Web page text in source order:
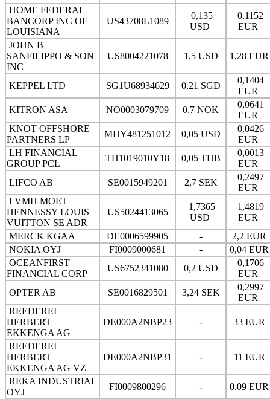
HOME FEDERAL
BANCORP INC OF
LOUISIANA
US43708L1089
0,135
USD
0,1152
EUR
JOHN B
SANFILIPPO & SON
INC
US8004221078 1,5 USD 1,28
KEPPEL LTD SG1U68934629 0,21 SGD
0,1404
EUR
KITRON ASA
NO0003079709 0,7 NOK
0,0641
EUR
KNOT OFFSHORE
PARTNERS LP
MHY481251012 0,05 USD
0,0426
EUR
LH FINANCIAL
GROUP PCL
TH1019010Y18 0,05 THB
0,0013
EUR
LIFCO AB
SE0015949201 2,7 SEK
0,2497
EUR
LVMH MOET
HENNESSY LOUIS
VUITTON SE ADR
US5024413065
1,7365
USD
1,4819
EUR
MERCK KGAA
DE0006599905 -
2,2 EUR
NOKIA OYJ
FI0009000681 -
0,04
OCEANFIRST
FINANCIAL CORP
US6752341080 0,2 USD
0,1706
EUR
OPTER AB
SE0016829501 3,24 SEK
0,2997
EUR
REEDEREI
HERBERT
EKKENGA AG
DE000A2NBP23 - 33 EUR
REEDEREI
HERBERT
EKKENGA AG VZ
DE000A2NBP31 - 11 EUR
REKA INDUSTRIAL
OYJ
FI0009800296 -
0,09